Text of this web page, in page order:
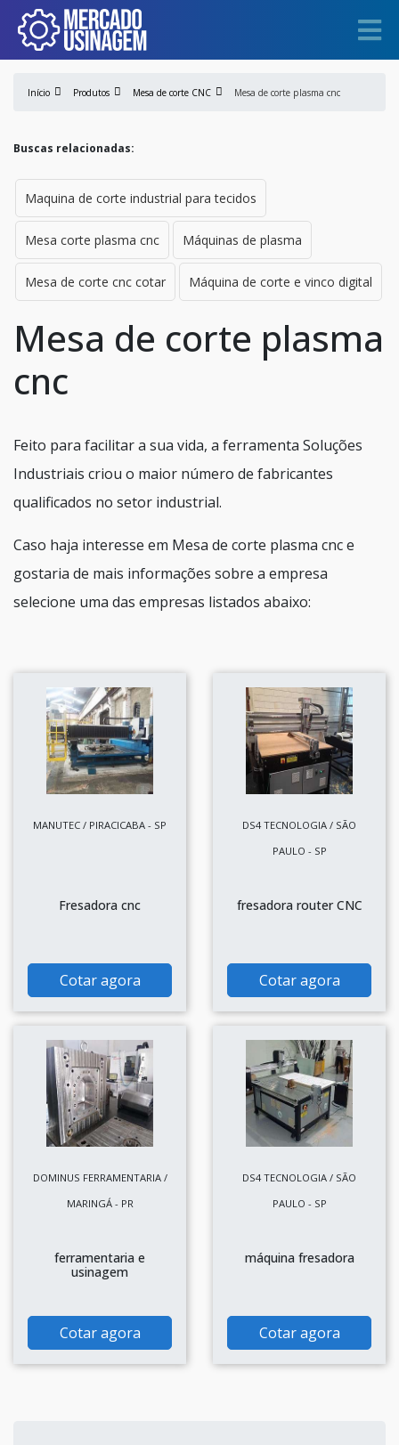
Início Produtos Mesa de corte CNC Mesa de corte plasma cnc
Buscas relacionadas:
Maquina de corte industrial para tecidos
Mesa corte plasma cnc Máquinas de plasma
Mesa de corte cnc cotar Máquina de corte e vinco digital
Mesa de corte plasma
cnc
Feito para facilitar a sua vida, a ferramenta Soluções
Industriais criou o maior número de fabricantes
qualificados no setor industrial.
Caso haja interesse em Mesa de corte plasma cnc e
gostaria de mais informações sobre a empresa
selecione uma das empresas listados abaixo:
MANUTEC / PIRACICABA - SP
Fresadora cnc
Cotar agora
DS4 TECNOLOGIA / SÃO
PAULO - SP
fresadora router CNC
Cotar agora
DOMINUS FERRAMENTARIA /
MARINGÁ - PR
ferramentaria e
usinagem
Cotar agora
DS4 TECNOLOGIA / SÃO
PAULO - SP
máquina fresadora
Cotar agora